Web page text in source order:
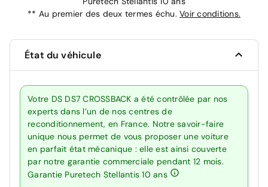
** Au premier des deux termes échu. Voir conditions.
État du véhicule
Votre DS DS7 CROSSBACK a été contrôlée par nos
experts dans l’un de nos centres de
reconditionnement, en France. Notre savoir-faire
unique nous permet de vous proposer une voiture
en parfait état mécanique : elle est ainsi couverte
par notre garantie commerciale pendant 12 mois.
Garantie Puretech Stellantis 10 ans